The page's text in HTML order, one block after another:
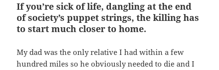
If you’re sick of life, dangling at the end
of society’s puppet strings, the killing has
to start much closer to home.
My dad was the only relative I had within a few
hundred miles so he obviously needed to die and I